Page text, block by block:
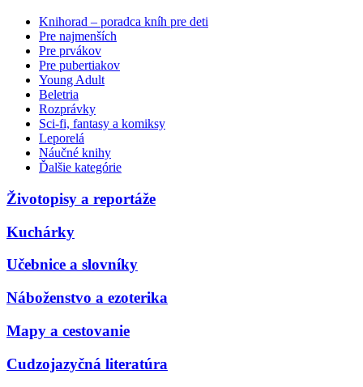
Knihorad – poradca kníh pre deti
Pre najmenších
Pre prvákov
Pre pubertiakov
Young Adult
Beletria
Rozprávky
Sci-fi, fantasy a komiksy
Leporelá
Náučné knihy
Ďalšie kategórie
Životopisy a reportáže
Kuchárky
Učebnice a slovníky
Náboženstvo a ezoterika
Mapy a cestovanie
Cudzojazyčná literatúra